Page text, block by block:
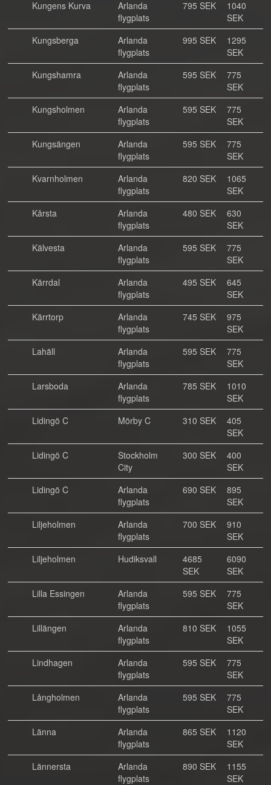
Kungens Kurva
Arlanda
flygplats
795 SEK
1040
SEK
Kungsberga
Arlanda
flygplats
995 SEK
1295
SEK
Kungshamra
Arlanda
flygplats
595 SEK
775
SEK
Kungsholmen
Arlanda
flygplats
595 SEK
775
SEK
Kungsängen
Arlanda
flygplats
595 SEK
775
SEK
Kvarnholmen
Arlanda
flygplats
820 SEK
1065
SEK
Kårsta
Arlanda
flygplats
480 SEK
630
SEK
Kälvesta
Arlanda
flygplats
595 SEK
775
SEK
Kärrdal
Arlanda
flygplats
495 SEK
645
SEK
Kärrtorp
Arlanda
flygplats
745 SEK
975
SEK
Lahäll
Arlanda
flygplats
595 SEK
775
SEK
Larsboda
Arlanda
flygplats
785 SEK
1010
SEK
Lidingö C
Mörby C 310 SEK
405
SEK
Lidingö C
Stockholm
City
300 SEK
400
SEK
Lidingö C
Arlanda
flygplats
690 SEK
895
SEK
Liljeholmen
Arlanda
flygplats
700 SEK
910
SEK
Liljeholmen
Hudiksvall
4685
SEK
6090
SEK
Lilla Essingen
Arlanda
flygplats
595 SEK
775
SEK
Lillängen
Arlanda
flygplats
810 SEK
1055
SEK
Lindhagen
Arlanda
flygplats
595 SEK
775
SEK
Långholmen
Arlanda
flygplats
595 SEK
775
SEK
Länna
Arlanda
flygplats
865 SEK
1120
SEK
Lännersta
Arlanda
flygplats
890 SEK
1155
SEK